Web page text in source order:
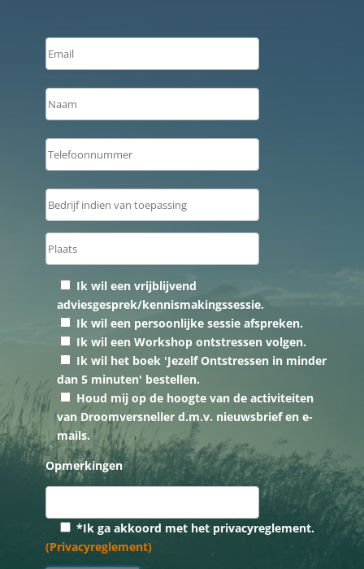
Ik wil een vrijblijvend
adviesgesprek/kennismakingssessie.
Ik wil een persoonlijke sessie afspreken.
Ik wil een Workshop ontstressen volgen.
Ik wil het boek 'Jezelf Ontstressen in minder
dan 5 minuten' bestellen.
Houd mij op de hoogte van de activiteiten
van Droomversneller d.m.v. nieuwsbrief en e-
mails.
Opmerkingen
*Ik ga akkoord met het privacyreglement.
(Privacyreglement)